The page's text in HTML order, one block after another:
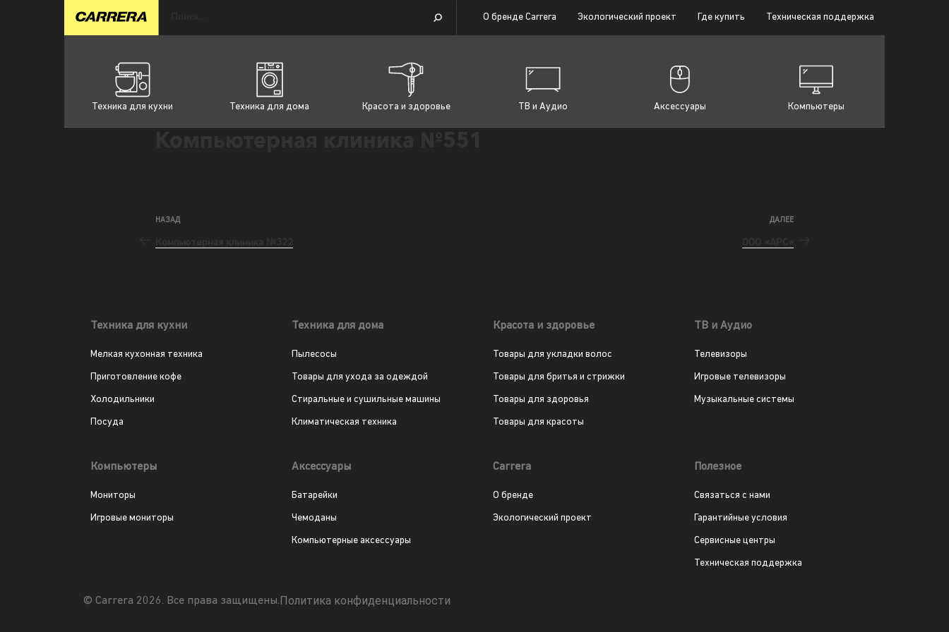
О бренде Carrera Экологический проект Где купить Техническая поддержка
Техника для кухни Техника для дома Красота и здоровье ТВ и Аудио Аксессуары Компьютеры
НАЗАД ДАЛЕЕ
Техника для кухни
Мелкая кухонная техника
Приготовление кофе
Холодильники
Посуда
Техника для дома
Пылесосы
Товары для ухода за одеждой
Стиральные и сушильные машины
Климатическая техника
Красота и здоровье
Товары для укладки волос
Товары для бритья и стрижки
Товары для здоровья
Товары для красоты
ТВ и Аудио
Телевизоры
Игровые телевизоры
Музыкальные системы
Компьютеры
Мониторы
Игровые мониторы
Аксессуары
Батарейки
Чемоданы
Компьютерные аксессуары
Carrera
О бренде
Экологический проект
Полезное
Связаться с нами
Гарантийные условия
Сервисные центры
Техническая поддержка
© Carrera 2026. Все права защищены.Политика конфиденциальности